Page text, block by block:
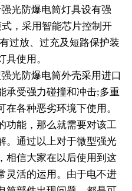
光防爆电筒灯具设有强
，采用智能芯片控制开
过放、过充及短路保护装
使用。
防爆电筒外壳采用进口
承受强力碰撞和冲击;多重
各种恶劣环境下使用。
能，那么就需要对该工
。通过以上对于微型强光
相信大家在以后使用到这
灵活的运用。由于电不进